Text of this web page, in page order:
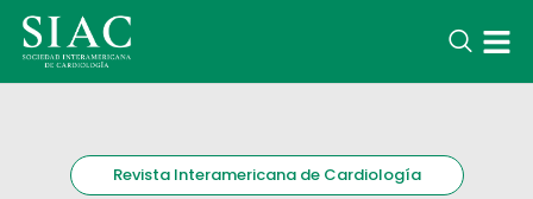
Revista Interamericana de Cardiología